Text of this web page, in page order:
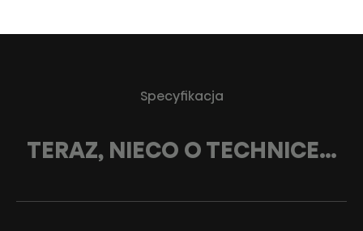
Specyfikacja
TERAZ, NIECO O TECHNICE…